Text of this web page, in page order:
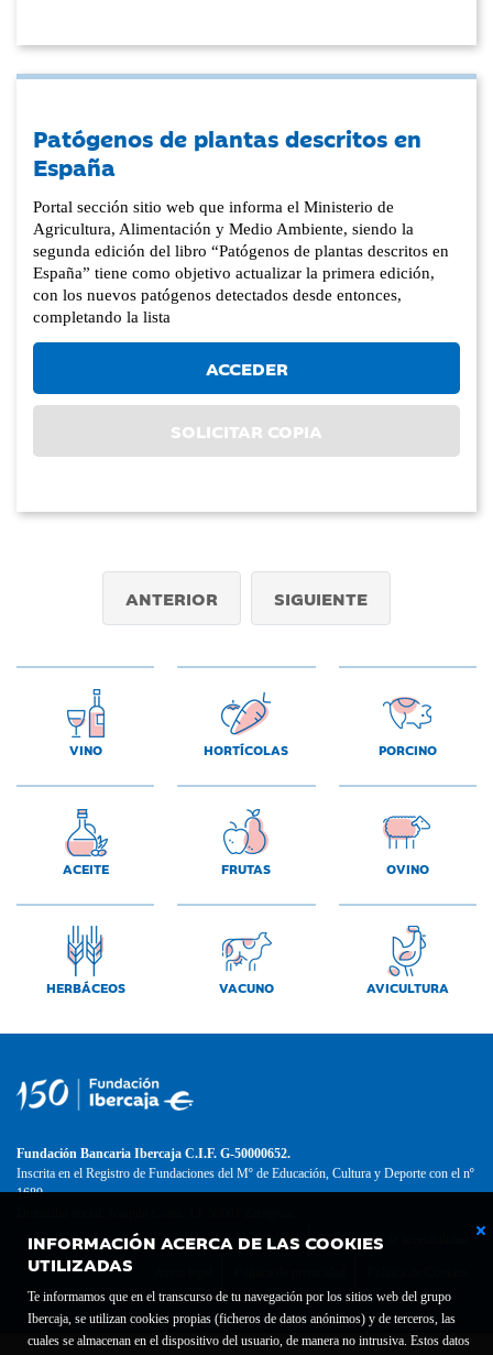
INFORMACIÓN ACERCA DE LAS COOKIES
UTILIZADAS
Te informamos que en el transcurso de tu navegación por los sitios web del grupo
Ibercaja, se utilizan cookies propias (ficheros de datos anónimos) y de terceros, las
cuales se almacenan en el dispositivo del usuario, de manera no intrusiva. Estos datos
Patógenos de plantas descritos en
España
Portal sección sitio web que informa el Ministerio de
Agricultura, Alimentación y Medio Ambiente, siendo la
segunda edición del libro “Patógenos de plantas descritos en
España” tiene como objetivo actualizar la primera edición,
con los nuevos patógenos detectados desde entonces,
completando la lista
ACCEDER
SOLICITAR COPIA
ANTERIOR SIGUIENTE
VINO HORTÍCOLAS PORCINO
ACEITE FRUTAS OVINO
HERBÁCEOS VACUNO AVICULTURA
Fundación Bancaria Ibercaja C.I.F. G-50000652.
Inscrita en el Registro de Fundaciones del Mº de Educación, Cultura y Deporte con el nº
1689.
Contacto
Declaración de accesibilidad